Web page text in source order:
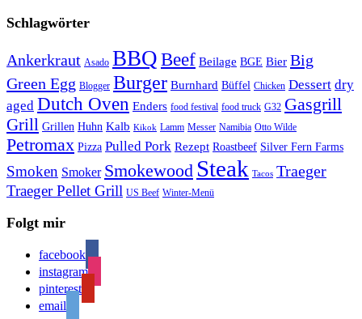
Schlagwörter
Ankerkraut Asado BBQBeef Beilage BGE Bier Big
Green Egg Blogger Burger Burnhard Büffel Chicken Dessert dry
aged Dutch Oven Enders food festival food truck G32 Gasgrill
Grill Grillen Huhn Kalb Kikok Lamm Messer Namibia Otto Wilde
Petromax Pizza Pulled Pork Rezept Roastbeef Silver Fern Farms
Smoken Smoker Smokewood Steak Tacos Traeger
Traeger Pellet Grill US Beef Winter-Menü
Folgt mir
facebook
instagram
pinterest
email